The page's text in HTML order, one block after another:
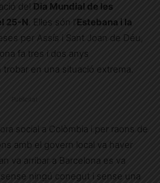
del Dia Mundial de les
25-N. Elles són l’ Estebana i la
per Assís i Sant Joan de Déu,
fa tres i dos anys
trobar en una situació extrema.
social a Colòmbia i per raons de
amb el govern local va haver
va arribar a Barcelona es va
ningú conegut i sense una